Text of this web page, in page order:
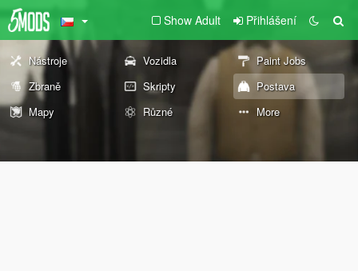
Show Adult Přihlášení
Nástroje Vozidla
Paint Jobs
Zbraně
Skripty
Postava
Mapy
Různé More